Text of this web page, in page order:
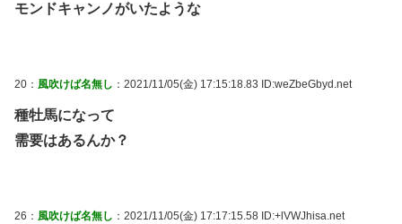
モンドキャンノがいたような
20： 風吹けば名無し ：2021/11/05(金) 17:15:18.83 ID:weZbeGbyd.net
種牡馬になって
需要はあるんか？
26： 風吹けば名無し ：2021/11/05(金) 17:17:15.58 ID:+lVWJhisa.net